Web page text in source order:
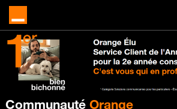
Communauté Orange